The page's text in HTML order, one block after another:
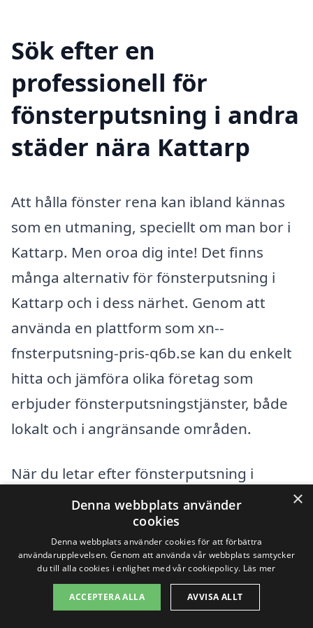
Sök efter en
professionell för
fönsterputsning i andra
städer nära Kattarp
Att hålla fönster rena kan ibland kännas
som en utmaning, speciellt om man bor i
Kattarp. Men oroa dig inte! Det finns
många alternativ för fönsterputsning i
Kattarp och i dess närhet. Genom att
använda en plattform som xn--
fnsterputsning-pris-q6b.se kan du enkelt
hitta och jämföra olika företag som
erbjuder fönsterputsningstjänster, både
lokalt och i angränsande områden.
När du letar efter fönsterputsning i
Kattarp kan det vara bra att titta på
företag i närliggande städer också. Här är
några exempel på städer där du kan hitta
erfarna fönsterputsare:
×
Denna webbplats använder
cookies
Denna webbplats använder cookies för att förbättra
användarupplevelsen. Genom att använda vår webbplats samtycker
du till alla cookies i enlighet med vår cookiepolicy. Läs mer
ACCEPTERA ALLA AVVISA ALLT